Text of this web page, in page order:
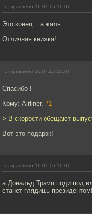
отправлено 16.07.15 10:07
Это конец... а жаль.
Отличная книжка!
отправлено 16.07.15 10:07
Спасибо !
Кому: Airliner, #1
> В скорости обещают
Вот это подарок!
отправлено 16.07.15 10:07
а Дональд Трамп поди под
станет глядишь президентом!